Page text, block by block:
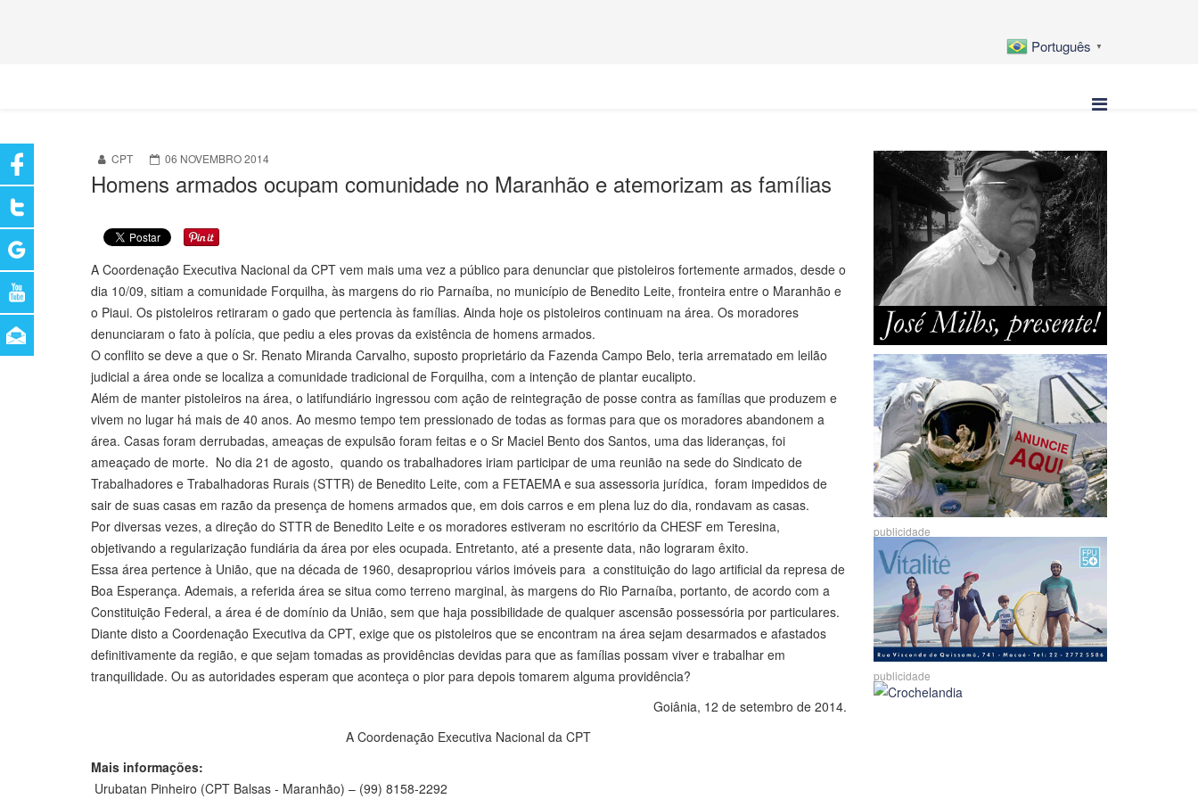
Português ▼
CPT 06 NOVEMBRO 2014
Homens armados ocupam comunidade no Maranhão e atemorizam as famílias
A Coordenação Executiva Nacional da CPT vem mais uma vez a público para denunciar que pistoleiros fortemente armados, desde o
dia 10/09, sitiam a comunidade Forquilha, às margens do rio Parnaíba, no município de Benedito Leite, fronteira entre o Maranhão e
o Piaui. Os pistoleiros retiraram o gado que pertencia às famílias. Ainda hoje os pistoleiros continuam na área. Os moradores
denunciaram o fato à polícia, que pediu a eles provas da existência de homens armados.
O conflito se deve a que o Sr. Renato Miranda Carvalho, suposto proprietário da Fazenda Campo Belo, teria arrematado em leilão
judicial a área onde se localiza a comunidade tradicional de Forquilha, com a intenção de plantar eucalipto.
Além de manter pistoleiros na área, o latifundiário ingressou com ação de reintegração de posse contra as famílias que produzem e
vivem no lugar há mais de 40 anos. Ao mesmo tempo tem pressionado de todas as formas para que os moradores abandonem a
área. Casas foram derrubadas, ameaças de expulsão foram feitas e o Sr Maciel Bento dos Santos, uma das lideranças, foi
ameaçado de morte. No dia 21 de agosto, quando os trabalhadores iriam participar de uma reunião na sede do Sindicato de
Trabalhadores e Trabalhadoras Rurais (STTR) de Benedito Leite, com a FETAEMA e sua assessoria jurídica, foram impedidos de
sair de suas casas em razão da presença de homens armados que, em dois carros e em plena luz do dia, rondavam as casas.
Por diversas vezes, a direção do STTR de Benedito Leite e os moradores estiveram no escritório da CHESF em Teresina,
objetivando a regularização fundiária da área por eles ocupada. Entretanto, até a presente data, não lograram êxito.
Essa área pertence à União, que na década de 1960, desapropriou vários imóveis para a constituição do lago artificial da represa de
Boa Esperança. Ademais, a referida área se situa como terreno marginal, às margens do Rio Parnaíba, portanto, de acordo com a
Constituição Federal, a área é de domínio da União, sem que haja possibilidade de qualquer ascensão possessória por particulares.
Diante disto a Coordenação Executiva da CPT, exige que os pistoleiros que se encontram na área sejam desarmados e afastados
definitivamente da região, e que sejam tomadas as providências devidas para que as famílias possam viver e trabalhar em
tranquilidade. Ou as autoridades esperam que aconteça o pior para depois tomarem alguma providência?
Goiânia, 12 de setembro de 2014.
A Coordenação Executiva Nacional da CPT
Mais informações:
Urubatan Pinheiro (CPT Balsas - Maranhão) – (99) 8158-2292
publicidade
publicidade